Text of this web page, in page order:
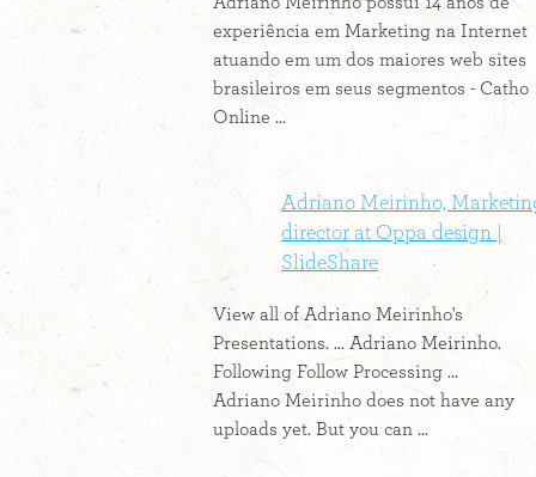
experiência em Marketing na Internet
atuando em um dos maiores web sites
brasileiros em seus segmentos - Catho
Online ...
Adriano Meirinho,
director at Oppa design |
SlideShare
View all of Adriano Meirinho's
Presentations. ... Adriano Meirinho.
Following Follow Processing ...
Adriano Meirinho does not have any
uploads yet. But you can ...